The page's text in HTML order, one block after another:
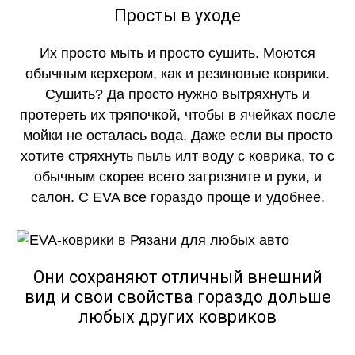
Просты в уходе
Их просто мыть и просто сушить. Моются
обычным керхером, как и резиновые коврики.
Сушить? Да просто нужно вытряхнуть и
протереть их тряпочкой, чтобы в ячейках после
мойки не осталась вода. Даже если вы просто
хотите стряхнуть пыль илт воду с коврика, то с
обычным скорее всего загрязните и руки, и
салон. С EVA все гораздо проще и удобнее.
Они сохраняют отличный внешний
вид и свои свойства гораздо дольше
любых других ковриков